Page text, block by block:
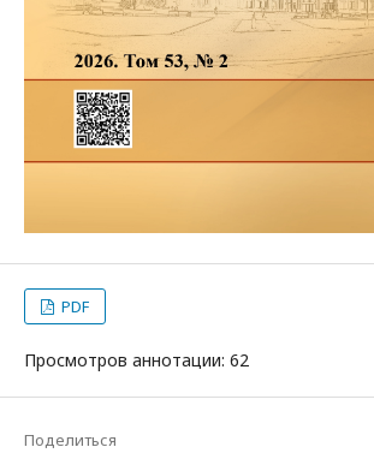
PDF
Просмотров аннотации: 62
Поделиться